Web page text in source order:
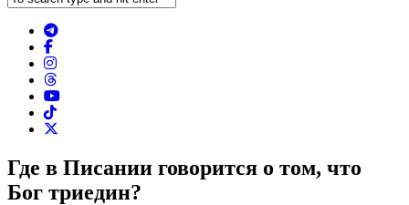
Где в Писании говорится о том, что
Бог триедин?